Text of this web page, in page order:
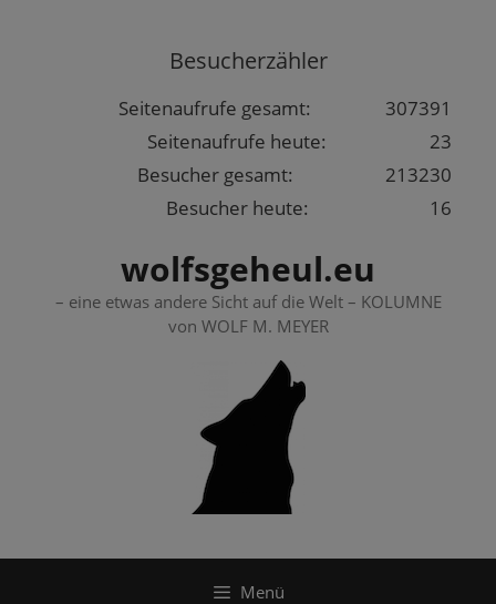
Besucherzähler
307391
Seitenaufrufe gesamt:
23
Seitenaufrufe heute:
213230
Besucher gesamt:
16
Besucher heute:
wolfsgeheul.eu
– eine etwas andere Sicht auf die Welt – KOLUMNE
von WOLF M. MEYER
Menü